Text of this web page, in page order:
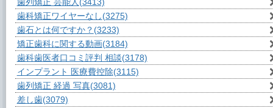
歯科矯正ワイヤーなし(3275)
歯石とは何ですか？ (3233)
矯正歯科に関する動画(3184)
歯科歯医者口コミ評判 相談(3178)
インプラント 医療費控除(3115)
歯列矯正 経過 写真(3081)
差し歯(3079)